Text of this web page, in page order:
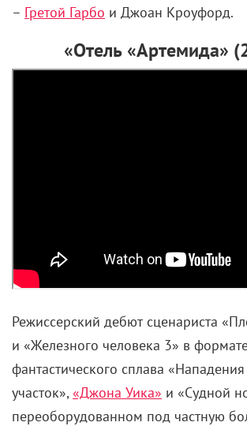
– Гретой Гарбо и Джоан Кроуфорд.
«Отель «Артемида»
Режиссерский дебют сценариста
и «Железного человека 3» в
фантастического сплава
участок»,«Джона Уика» и «Судной
переоборудованном под частную